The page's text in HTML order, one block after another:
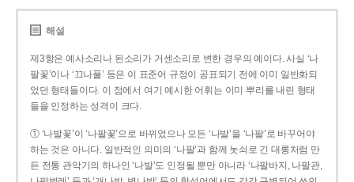
해설
제3항은 예사소리나 된소리가 거센소리로 변한 경우의 예이다. 사실 ‘나
팔꽃’이나 ‘끄나풀’ 등은 이 표준어 규정이 공표되기 전에 이미 일반화되
었던 형태들이다. 이 점에서 여기 예시한 어휘는 이미 뿌리를 내린 형태
들을 인정하는 성격이 크다.
① ‘나발꽃’이 ‘나팔꽃’으로 바뀌었으나 모든 ‘나발’을 ‘나팔’로 바꾸어야
하는 것은 아니다. 일반적인 의미의 ‘나팔’과 함께 놋쇠로 긴 대롱처럼 만
든 전통 관악기의 하나인 ‘나발’도 인정될 뿐만 아니라 ‘나팔바지, 나팔관,